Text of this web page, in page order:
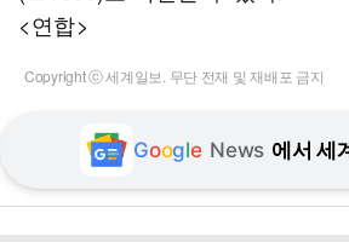
<연합>
Copyright ⓒ 세계일보. 무단 전재 및 재배포 금지
Google News 에서 세